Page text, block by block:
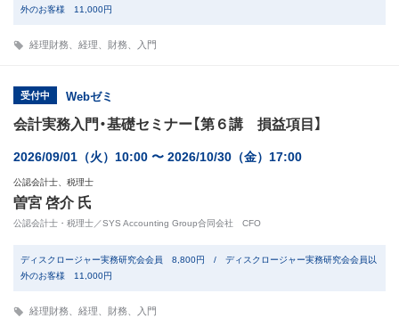
外のお客様 11,000円
経理財務 経理 財務 入門
受付中 Webゼミ
会計実務入門・基礎セミナー【第６講 損益項目】
2026/09/01（火）10:00 〜 2026/10/30（金）17:00
公認会計士、税理士
曽宮 啓介 氏
公認会計士・税理士／SYS Accounting Group合同会社 CFO
ディスクロージャー実務研究会会員 8,800円 / ディスクロージャー実務研究会会員以
外のお客様 11,000円
経理財務 経理 財務 入門